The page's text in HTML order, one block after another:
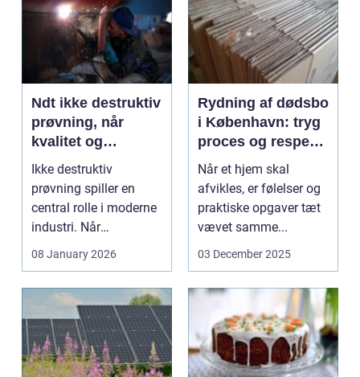
Ndt ikke destruktiv
prøvning, når
kvalitet og
sikkerhed er
afgørende
Ikke destruktiv
prøvning spiller en
central rolle i moderne
industri. Når
svejsninger,
trykbærende u...
08 January 2026
Rydning af dødsbo
i København: tryg
proces og respekt
for boet
Når et hjem skal
afvikles, er følelser og
praktiske opgaver tæt
vævet samme...
03 December 2025